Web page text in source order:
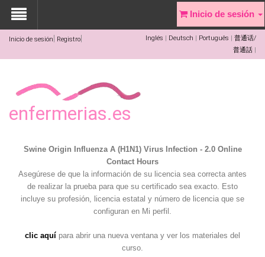
Inicio de sesión Registro Inglés Deutsch Português
普通话/
普通話
enfermerias.es
Inicio de sesión
Swine Origin Influenza A (H1N1) Virus Infection - 2.0 Online
Contact Hours
Asegúrese de que la información de su licencia sea correcta antes
de realizar la prueba para que su certificado sea exacto. Esto
incluye su profesión, licencia estatal y número de licencia que se
configuran en Mi perfil.
clic aquí para abrir una nueva ventana y ver los materiales del
curso.